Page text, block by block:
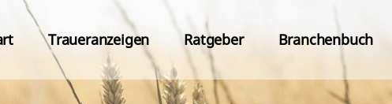
Traueranzeigen Ratgeber Branchenbuch